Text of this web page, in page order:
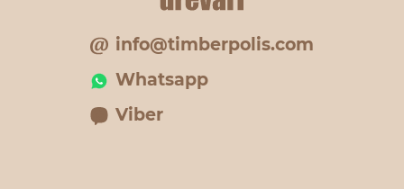
info@timberpolis.com
Whatsapp
Viber